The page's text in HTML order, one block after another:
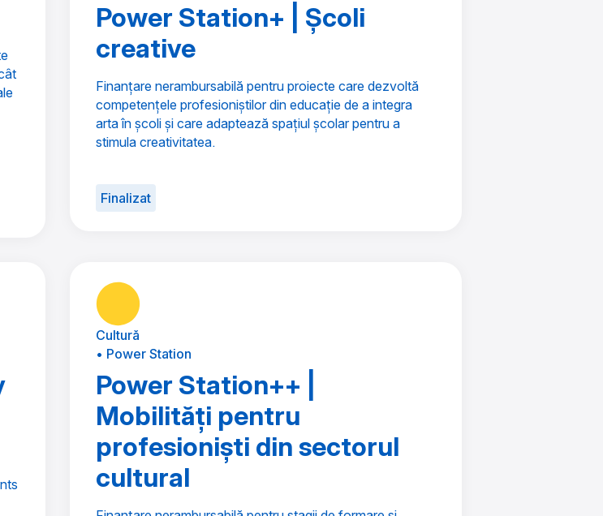
Power Station+ | Școli
creative
Finanțare nerambursabilă pentru proiecte care dezvoltă
competențele profesioniștilor din educație de a integra
arta în școli și care adaptează spațiul școlar pentru a
stimula creativitatea.
Finalizat
Cultură
• Power Station
Power Station++ |
Mobilități pentru
profesioniști din sectorul
cultural